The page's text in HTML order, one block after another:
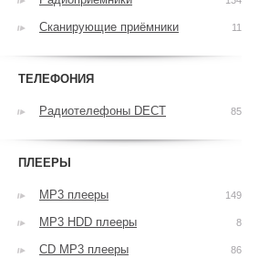
Сканирующие приёмники 11
ТЕЛЕФОНИЯ
Радиотелефоны DECT 85
ПЛЕЕРЫ
MP3 плееры 149
MP3 HDD плееры 8
CD MP3 плееры 86